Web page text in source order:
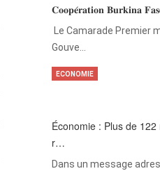
𝐂𝐨𝐨𝐩𝐞́𝐫𝐚𝐭𝐢𝐨𝐧 𝐁𝐮𝐫𝐤𝐢𝐧𝐚
‎Le Camarade Premier
Gouve…
Économie : Plus de
r…
Dans un message
ECONOMIE